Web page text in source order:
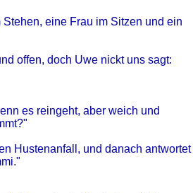
eine Frau im Sitzen und ein
offen, doch Uwe nickt uns sagt:
es reingeht, aber weich und
Hustenanfall, und danach antwortet